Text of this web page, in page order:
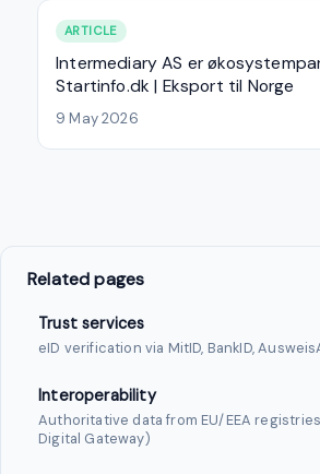
ARTICLE
Intermediary AS er
Startinfo.dk | Eksport til Norge
9 May 2026
Related pages
Trust services
eID verification via MitID, BankID,
Interoperability
Authoritative data from EU/EEA registries
Digital Gateway)